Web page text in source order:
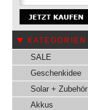
KATEGORIEN
SALE
Geschenkidee
Solar + Zubehör
Akkus